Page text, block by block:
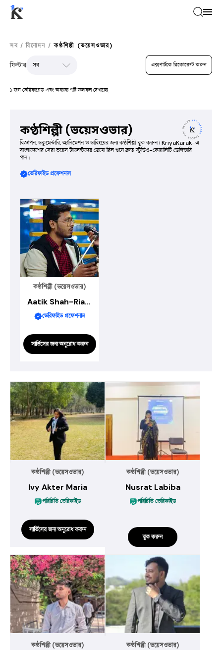
সব / বিনোদন / কণ্ঠশিল্পী (ভয়েসওভার)
ফিল্টার এক্সপার্টকে রিকোয়েস্ট করুন
১ জন ভেরিফায়েড এবং অন্যান্য ৭টি ফলাফল দেখাচ্ছে
কণ্ঠশিল্পী (ভয়েসওভার)
বিজ্ঞাপন, ডকুমেন্টারি, অ্যানিমেশন ও ডাবিংয়ের জন্য কণ্ঠশিল্পী বুক করুন। KriyaKarak-এ
বাংলাদেশের সেরা ভয়েস ট্যালেন্টদের ডেমো রিল শুনে দ্রুত স্টুডিও-কোয়ালিটি ডেলিভারি
পান।
ভেরিফাইড প্রফেশনাল
কণ্ঠশিল্পী (ভয়েসওভার)
Aatik Shah-Riar Aabir
ভেরিফাইড প্রফেশনাল
সার্ভিসের জন্য অনুরোধ করুন
কণ্ঠশিল্পী (ভয়েসওভার)
Ivy Akter Maria
পরিচিতি ভেরিফাইড
সার্ভিসের জন্য অনুরোধ করুন
কণ্ঠশিল্পী (ভয়েসওভার)
Nusrat Labiba
পরিচিতি ভেরিফাইড
বুক করুন
কণ্ঠশিল্পী (ভয়েসওভার) কণ্ঠশিল্পী (ভয়েসওভার)